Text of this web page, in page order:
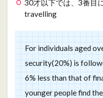
30才以下では、3番目
travelling
For individuals aged
security(20%) is
6% less than that of
younger people find